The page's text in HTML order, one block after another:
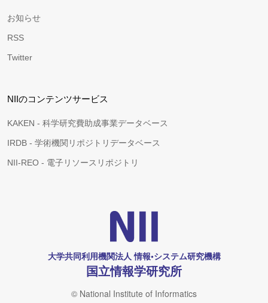
お知らせ
RSS
Twitter
NIIのコンテンツサービス
KAKEN - 科学研究費助成事業データベース
IRDB - 学術機関リポジトリデータベース
NII-REO - 電子リソースリポジトリ
大学共同利用機関法人 情報•システム研究機構
国立情報学研究所
© National Institute of Informatics